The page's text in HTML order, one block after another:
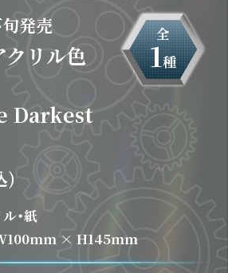
発売
クリル色
Darkest
)
・紙
× H145mm
全
1種